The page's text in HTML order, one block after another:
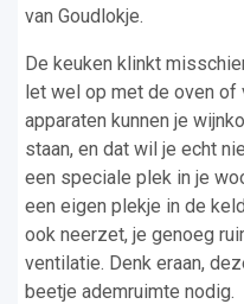
van Goudlokje.
De keuken klinkt
let wel op met de oven of
apparaten kunnen je
staan, en dat wil je echt
een speciale plek in je
een eigen plekje in de
ook neerzet, je genoeg
ventilatie. Denk eraan,
beetje ademruimte nodig.